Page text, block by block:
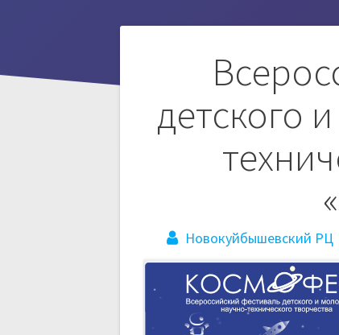
детского
Новокуйбышевский РЦ
Навигация
по
записям